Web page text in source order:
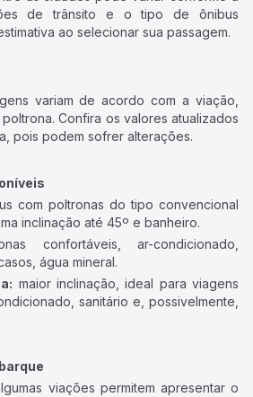
de trânsito e o tipo de ônibus
ao selecionar sua passagem.
variam de acordo com a viação,
Confira os valores atualizados
pois podem sofrer alterações.
com poltronas do tipo convencional
inclinação até 45º e banheiro.
confortáveis, ar-condicionado,
água mineral.
maior inclinação, ideal para viagens
sanitário e, possivelmente,
viações permitem apresentar o